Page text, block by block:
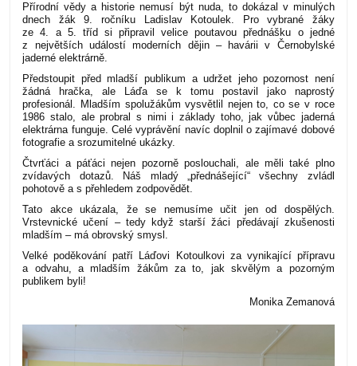
Přírodní vědy a historie nemusí být nuda, to dokázal v minulých
dnech žák 9. ročníku Ladislav Kotoulek. Pro vybrané žáky
ze 4. a 5. tříd si připravil velice poutavou přednášku o jedné
z největších událostí moderních dějin – havárii v Černobylské
jaderné elektrárně.
Předstoupit před mladší publikum a udržet jeho pozornost není
žádná hračka, ale Láďa se k tomu postavil jako naprostý
profesionál. Mladším spolužákům vysvětlil nejen to, co se v roce
1986 stalo, ale probral s nimi i základy toho, jak vůbec jaderná
elektrárna funguje. Celé vyprávění navíc doplnil o zajímavé dobové
fotografie a srozumitelné ukázky.
Čtvrťáci a páťáci nejen pozorně poslouchali, ale měli také plno
zvídavých dotazů. Náš mladý „přednášející“ všechny zvládl
pohotově a s přehledem zodpovědět.
Tato akce ukázala, že se nemusíme učit jen od dospělých.
Vrstevnické učení – tedy když starší žáci předávají zkušenosti
mladším – má obrovský smysl.
Velké poděkování patří Láďovi Kotoulkovi za vynikající přípravu
a odvahu, a mladším žákům za to, jak skvělým a pozorným
publikem byli!
Monika Zemanová